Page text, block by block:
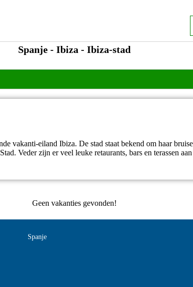
Spanje - Ibiza - Ibiza-stad
vakanti-eiland Ibiza. De stad staat bekend om haar
Veder zijn er veel leuke retaurants, bars en terassen
Geen vakanties gevonden!
Spanje